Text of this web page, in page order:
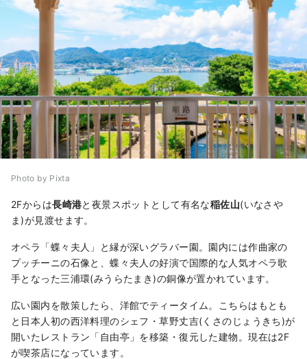
Photo by Pixta
2Fからは長崎港と夜景スポットとして有名な稲佐山(いなさや
ま)が見渡せます。
オペラ「蝶々夫人」と縁が深いグラバー園。園内には作曲家の
プッチーニの石像と、蝶々夫人の好演で国際的な人気オペラ歌
手となった三浦環(みうらたまき)の銅像が置かれています。
広い園内を散策したら、洋館でティータイム。こちらはもとも
と日本人初の西洋料理のシェフ・草野丈吉(くさのじょうきち)が
開いたレストラン「自由亭」を移築・復元した建物。現在は2F
が喫茶店になっています。